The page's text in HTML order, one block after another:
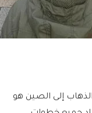
إلى الصين هو